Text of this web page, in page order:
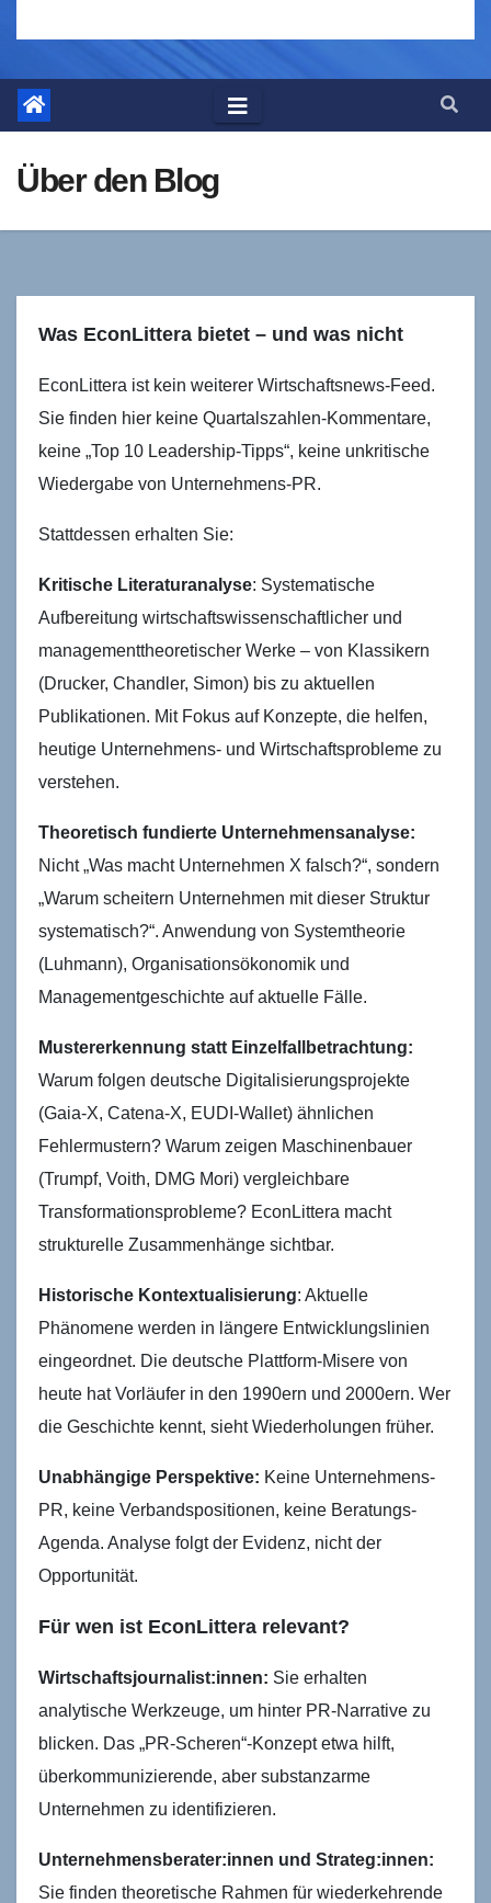
Über den Blog
Was EconLittera bietet – und was nicht
EconLittera ist kein weiterer Wirtschaftsnews-Feed.
Sie finden hier keine Quartals­zahlen-Kommentare,
keine „Top 10 Leadership-Tipps“, keine unkritische
Wiedergabe von Unternehmens-PR.
Stattdessen erhalten Sie:
Kritische Literaturanalyse: Systematische
Aufbereitung wirtschaftswissenschaftlicher und
managementtheoretischer Werke – von Klassikern
(Drucker, Chandler, Simon) bis zu aktuellen
Publikationen. Mit Fokus auf Konzepte, die helfen,
heutige Unternehmens- und Wirtschaftsprobleme zu
verstehen.
Theoretisch fundierte Unternehmensanalyse:
Nicht „Was macht Unternehmen X falsch?“, sondern
„Warum scheitern Unternehmen mit dieser Struktur
systematisch?“. Anwendung von Systemtheorie
(Luhmann), Organisationsökonomik und
Managementgeschichte auf aktuelle Fälle.
Mustererkennung statt Einzelfallbetrachtung:
Warum folgen deutsche Digitalisierungsprojekte
(Gaia-X, Catena-X, EUDI-Wallet) ähnlichen
Fehlermustern? Warum zeigen Maschinenbauer
(Trumpf, Voith, DMG Mori) vergleichbare
Transformationsprobleme? EconLittera macht
strukturelle Zusammenhänge sichtbar.
Historische Kontextualisierung: Aktuelle
Phänomene werden in längere Entwicklungslinien
eingeordnet. Die deutsche Plattform-Misere von
heute hat Vorläufer in den 1990ern und 2000ern. Wer
die Geschichte kennt, sieht Wiederholungen früher.
Unabhängige Perspektive: Keine Unternehmens-
PR, keine Verbandspositionen, keine Beratungs-
Agenda. Analyse folgt der Evidenz, nicht der
Opportunität.
Für wen ist EconLittera relevant?
Wirtschaftsjournalist:innen: Sie erhalten
analytische Werkzeuge, um hinter PR-Narrative zu
blicken. Das „PR-Scheren“-Konzept etwa hilft,
überkommunizierende, aber substanzarme
Unternehmen zu identifizieren.
Unternehmensberater:innen und Strateg:innen:
Sie finden theoretische Rahmen für wiederkehrende